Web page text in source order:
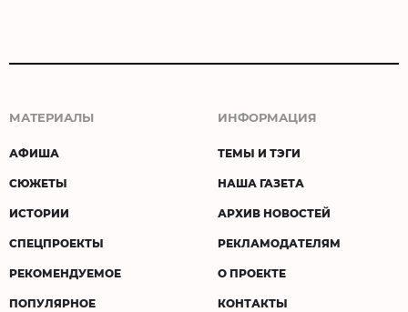
МАТЕРИАЛЫ
АФИША
СЮЖЕТЫ
ИСТОРИИ
СПЕЦПРОЕКТЫ
РЕКОМЕНДУЕМОЕ
ПОПУЛЯРНОЕ
ИНФОРМАЦИЯ
ТЕМЫ И ТЭГИ
НАША ГАЗЕТА
АРХИВ НОВОСТЕЙ
РЕКЛАМОДАТЕЛЯМ
О ПРОЕКТЕ
КОНТАКТЫ